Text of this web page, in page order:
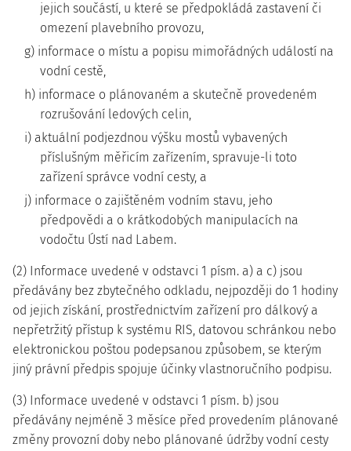
jejich součástí, u které se předpokládá zastavení či
omezení plavebního provozu,
g) informace o místu a popisu mimořádných událostí na
vodní cestě,
h) informace o plánovaném a skutečně provedeném
rozrušování ledových celin,
i) aktuální podjezdnou výšku mostů vybavených
příslušným měřicím zařízením, spravuje-li toto
zařízení správce vodní cesty, a
j) informace o zajištěném vodním stavu, jeho
předpovědi a o krátkodobých manipulacích na
vodočtu Ústí nad Labem.
(2) Informace uvedené v odstavci 1 písm. a) a c) jsou
předávány bez zbytečného odkladu, nejpozději do 1 hodiny
od jejich získání, prostřednictvím zařízení pro dálkový a
nepřetržitý přístup k systému RIS, datovou schránkou nebo
elektronickou poštou podepsanou způsobem, se kterým
jiný právní předpis spojuje účinky vlastnoručního podpisu.
(3) Informace uvedené v odstavci 1 písm. b) jsou
předávány nejméně 3 měsíce před provedením plánované
změny provozní doby nebo plánované údržby vodní cesty